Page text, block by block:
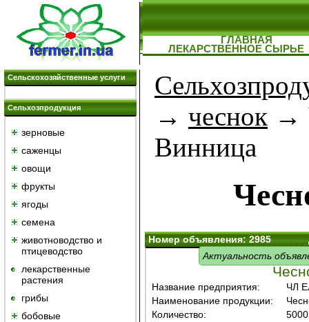
ГЛАВНАЯ
ЛЕКАРСТВЕННОЕ СЫРЬЕ
Сельскохозяйственные услуги
Сельхозпродукция
зерновые
саженцы
овощи
фрукты
ягоды
семена
животноводство и
птицеводство
лекарственные
растения
грибы
бобовые
→ чеснок →
Винница
Номер объявления: 2985
Актуальность
Название предприятия:
ЧЛ
Наименование продукции:
Количество:
5000